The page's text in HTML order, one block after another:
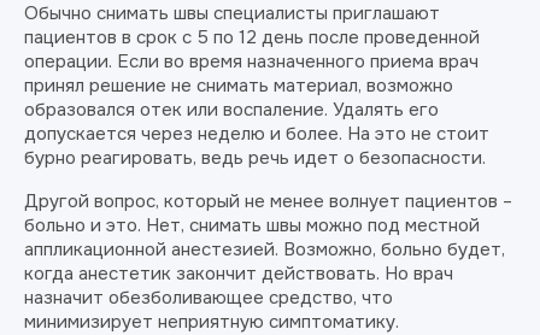
Обычно снимать швы специалисты приглашают
пациентов в срок с 5 по 12 день после проведенной
операции. Если во время назначенного приема врач
принял решение не снимать материал, возможно
образовался отек или воспаление. Удалять его
допускается через неделю и более. На это не стоит
бурно реагировать, ведь речь идет о безопасности.
Другой вопрос, который не менее волнует пациентов –
больно и это. Нет, снимать швы можно под местной
аппликационной анестезией. Возможно, больно будет,
когда анестетик закончит действовать. Но врач
назначит обезболивающее средство, что
минимизирует неприятную симптоматику.